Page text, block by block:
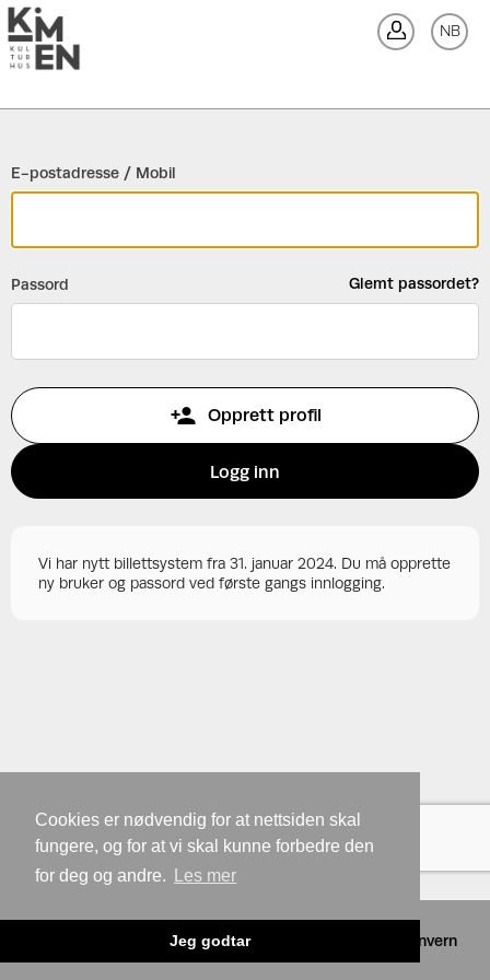
Cookies er nødvendig for at nettsiden skal
fungere, og for at vi skal kunne forbedre den
for deg og andre.
Les mer
Jeg godtar
NB
E-postadresse / Mobil
Passord Glemt passordet?
Opprett profil
Logg inn
Vi har nytt billettsystem fra 31. januar 2024. Du må opprette
ny bruker og passord ved første gangs innlogging.
2026 Tixly AS - Powered by Personvern